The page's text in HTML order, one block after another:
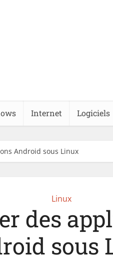
Internet Logiciels
Android sous Linux
Linux
des
sous